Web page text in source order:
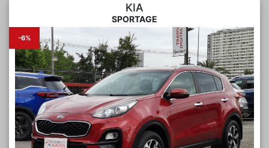
KIA
SPORTAGE
-6%